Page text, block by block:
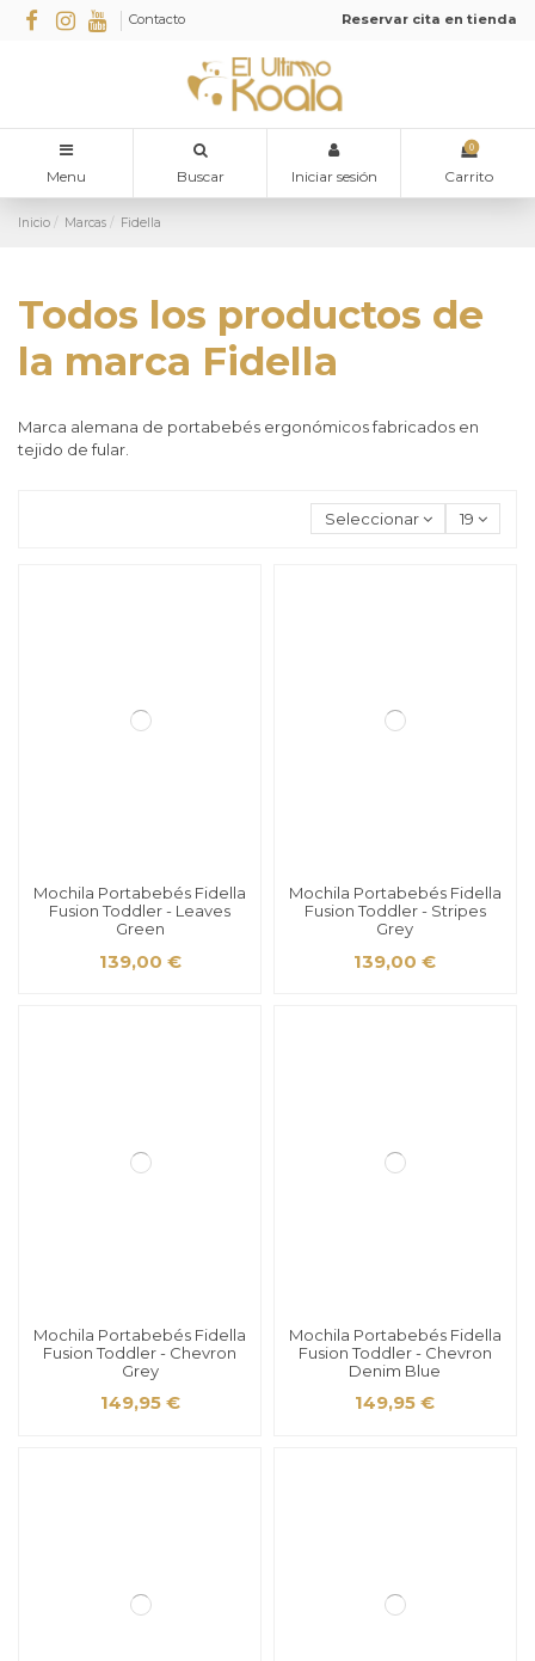
Contacto Reservar cita en tienda
Menu Buscar Iniciar sesión
0
Carrito
Inicio Marcas Fidella
Todos los productos de
la marca Fidella
Marca alemana de portabebés ergonómicos fabricados en
tejido de fular.
Seleccionar 19
Mochila Portabebés Fidella
Fusion Toddler - Leaves
Green
139,00 €
Mochila Portabebés Fidella
Fusion Toddler - Stripes
Grey
139,00 €
Mochila Portabebés Fidella
Fusion Toddler - Chevron
Grey
149,95 €
Mochila Portabebés Fidella
Fusion Toddler - Chevron
Denim Blue
149,95 €